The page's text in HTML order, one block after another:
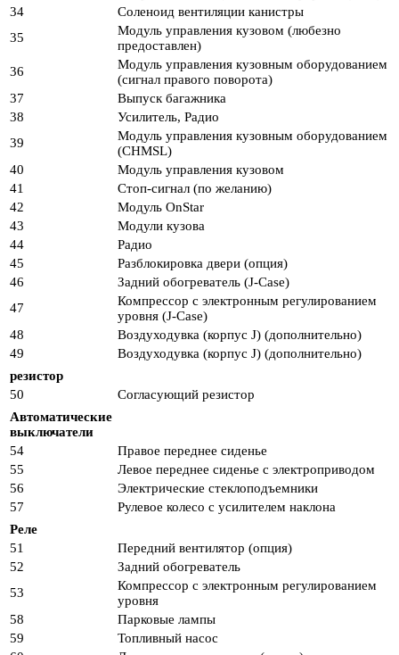
34
Соленоид вентиляции канистры
35
Модуль управления кузовом (любезно
предоставлен)
36
Модуль управления кузовным оборудованием
(сигнал правого поворота)
37
Выпуск багажника
38
Усилитель, Радио
39
Модуль управления кузовным оборудованием
(CHMSL)
40
Модуль управления кузовом
41
Стоп-сигнал (по желанию)
42
Модуль OnStar
43
Модули кузова
44
Радио
45
Разблокировка двери (опция)
46
Задний обогреватель (J-Case)
47
Компрессор с электронным регулированием
уровня (J-Case)
48
Воздуходувка (корпус J) (дополнительно)
49
Воздуходувка (корпус J) (дополнительно)
резистор
50
Согласующий резистор
Автоматические
выключатели
54
Правое переднее сиденье
55
Левое переднее сиденье с электроприводом
56
Электрические стеклоподъемники
57
Рулевое колесо с усилителем наклона
Реле
51
Передний вентилятор (опция)
52
Задний обогреватель
53
Компрессор с электронным регулированием
уровня
58
Парковые лампы
59
Топливный насос